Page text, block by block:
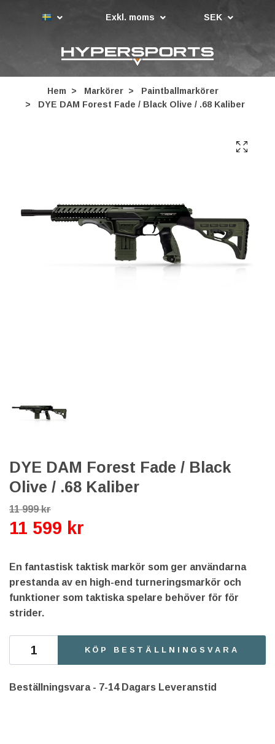
Exkl. moms SEK
Hem Markörer
Paintballmarkörer
DYE DAM Forest Fade / Black Olive / .68 Kaliber
DYE DAM Forest Fade / Black
Olive / .68 Kaliber
11 999 kr
11 599 kr
En fantastisk taktisk markör som ger användarna
prestanda av en high-end turneringsmarkör och
funktioner som taktiska spelare behöver för för
strider.
KÖP BESTÄLLNINGSVARA
Beställningsvara - 7-14 Dagars Leveranstid